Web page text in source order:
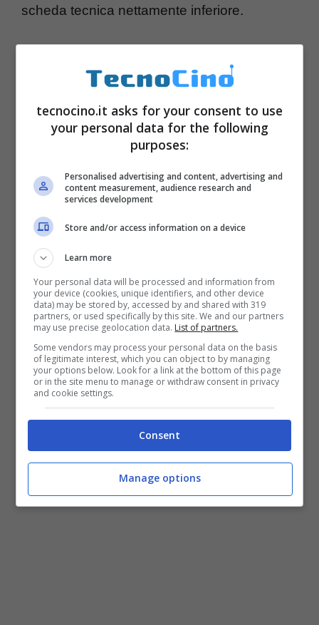
scheda tecnica nettamente inferiore.
tecnocino.it asks for your consent to use
your personal data for the following
purposes:
Personalised advertising and content, advertising and
content measurement, audience research and
services development
Store and/or access information on a device
Learn more
Your personal data will be processed and information from
your device (cookies, unique identifiers, and other device
data) may be stored by, accessed by and shared with 319
partners, or used specifically by this site. We and our partners
may use precise geolocation data. List of partners.
Some vendors may process your personal data on the basis
of legitimate interest, which you can object to by managing
your options below. Look for a link at the bottom of this page
or in the site menu to manage or withdraw consent in privacy
and cookie settings.
Consent
Manage options